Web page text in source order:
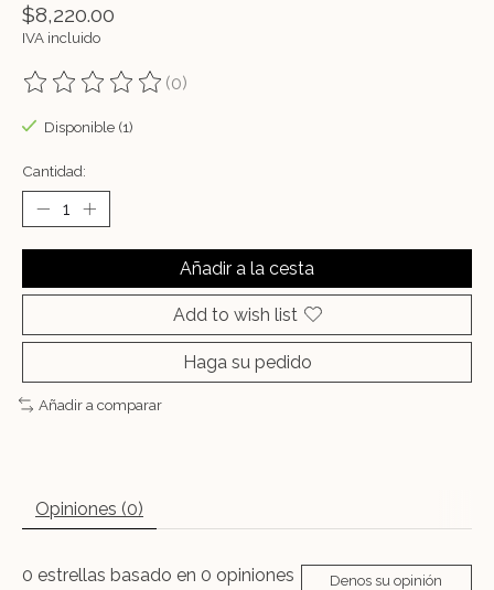
$8,220.00
IVA incluido
The rating of this product is
(0)
Disponible (1)
Cantidad:
Añadir a la cesta
Add to wish list
Haga su pedido
Añadir a comparar
Opiniones (0)
0 estrellas basado en 0 opiniones Denos su opinión